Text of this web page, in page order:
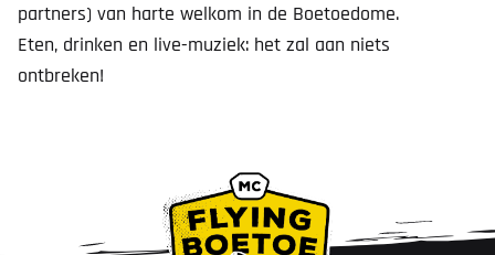
partners) van harte welkom in de Boetoedome.
Eten, drinken en live-muziek: het zal aan niets
ontbreken!